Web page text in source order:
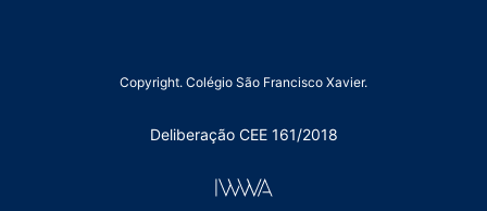
Copyright. Colégio São Francisco Xavier.
Deliberação CEE 161/2018